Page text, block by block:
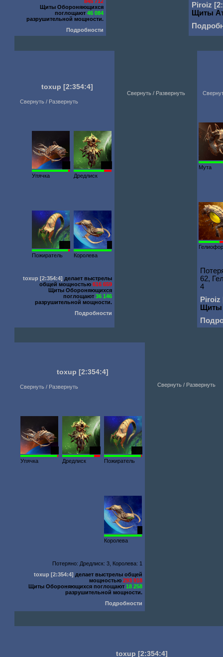
Щиты Обороняющихся
поглощают46 084
разрушительной мощности.
Подробности
Piroiz
Щиты
toxup [2:354:4]
Свернуть / Развернуть
Упячка
Дредлиск
Пожиратель
Королева
toxup [2:354:4] делает выстрелы
общей мощностью616 659
Щиты Обороняющихся
поглощают36 146
разрушительной мощности.
Подробности
Свернуть / Развернуть
Мута
62,
4
Piroiz
Щиты
toxup [2:354:4]
Свернуть / Развернуть
Упячка
Дредлиск
Пожиратель
Королева
Потеряно: Дредлиск: 3, Королева: 1
toxup [2:354:4] делает выстрелы общей
мощностью293 918
Щиты Обороняющихся поглощают18 258
разрушительной мощности.
Подробности
Свернуть / Развернуть
toxup [2:354:4]